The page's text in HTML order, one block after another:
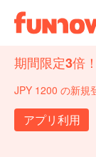
期間限定3倍
JPY 1200 の新規
アプリ利用